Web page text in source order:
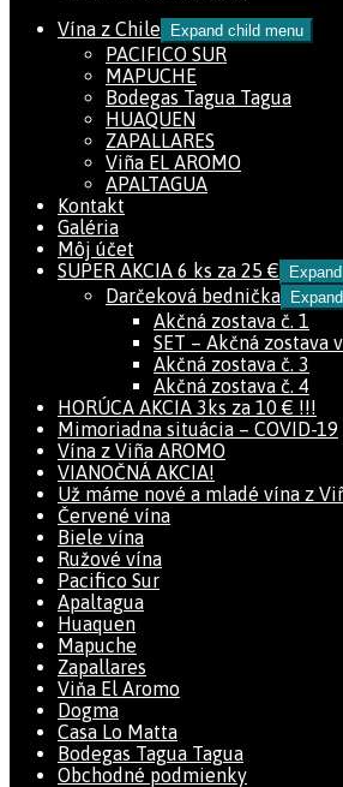
Vína z Chile
Expand child menu
PACIFICO SUR
MAPUCHE
Bodegas Tagua Tagua
HUAQUEN
ZAPALLARES
Viña EL AROMO
APALTAGUA
Kontakt
Galéria
Môj účet
SUPER AKCIA 6 ks za 25 €
Darčeková bednička
Akčná zostava č. 1
SET – Akčná zostava
Akčná zostava č. 3
Akčná zostava č. 4
HORÚCA AKCIA 3ks za 10 € !!!
Mimoriadna situácia – COVID-19
Vína z Viña AROMO
VIANOČNÁ AKCIA!
Už máme nové a mladé vína z
Červené vína
Biele vína
Ružové vína
Pacifico Sur
Apaltagua
Huaquen
Mapuche
Zapallares
Viňa El Aromo
Dogma
Casa Lo Matta
Bodegas Tagua Tagua
Obchodné podmienky